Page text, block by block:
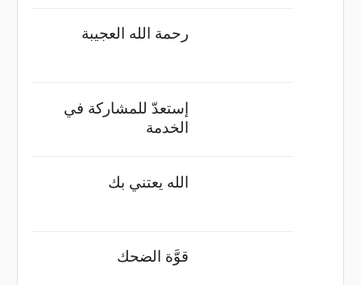
رحمة الله العجيبة
إستعدّ للمشاركة في
الخدمة
الله يعتني بك
قوَّة الضحك